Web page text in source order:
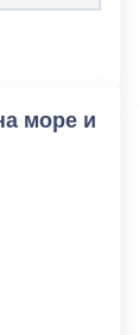
море и